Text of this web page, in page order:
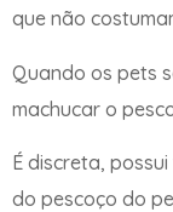
que não
Quando os pets
machucar o
É discreta,
do pescoço do